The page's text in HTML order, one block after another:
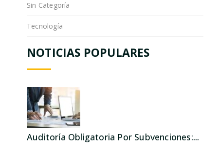
Sin Categoría
Tecnología
NOTICIAS POPULARES
Auditoría Obligatoria Por Subvenciones:...